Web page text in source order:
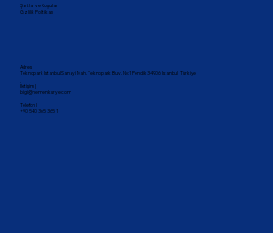
Adres |
Teknopark İstanbul Sanayi Mah. Teknopark Bulv. No:1 Pendik 34906 İstanbul Türkiye
İletişim |
bilgi@hemenkurye.com
Telefon |
+90 540 365 365 1
Şartlar ve Koşullar
Gizlilik Politikası